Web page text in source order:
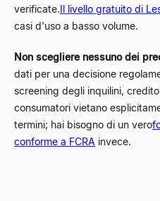
verificate.Il livello gratuito di
casi d'uso a basso volume.
Non scegliere nessuno dei
dati per una decisione
screening degli inquilini,
consumatori vietano
termini; hai bisogno di un vero
conforme a FCRA invece.